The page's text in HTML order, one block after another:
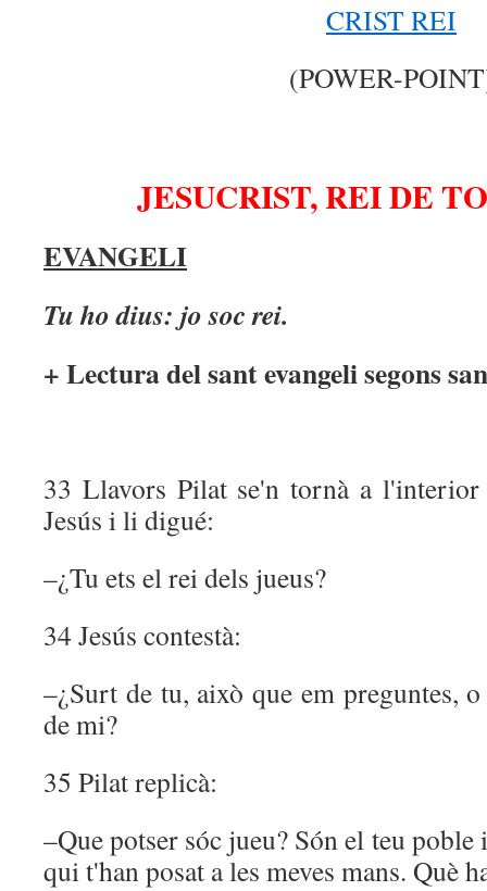
CRIST REI
(POWER-
JESUCRIST, REI DE
EVANGELI
Tu ho dius: jo soc rei.
+ Lectura del sant evangeli segons
33 Llavors Pilat se'n tornà a
Jesús i li digué:
–¿Tu ets el rei dels jueus?
34 Jesús contestà:
–¿Surt de tu, això que em preguntes,
de mi?
35 Pilat replicà:
–Que potser sóc jueu? Són el teu poble
qui t'han posat a les meves mans. Què